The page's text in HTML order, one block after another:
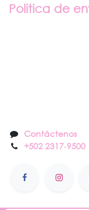
Politica de
Contáctenos
+502 2317-9500